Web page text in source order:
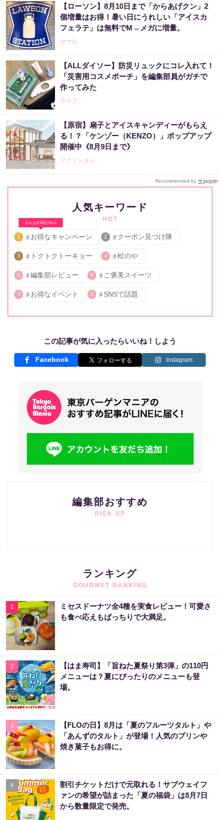
【ローソン】8月10日まで「からあげクン」2
個増量はお得！暑い日にうれしい「アイスカ
フェラテ」は無料でM→メガに増量。
セール
【ALLダイソー】防災リュックにコレ入れて！
「災害用コスメポーチ」を編集部員がガチで
作ってみた
ライフ
【原宿】扇子とアイスキャンディーがもらえ
る！？「ケンゾー（KENZO）」ポップアップ
開催中《8月9日まで》
ファッション
Recommended by
人気キーワード
HOT
みんなの関心No.1
1 お得なキャンペーン 2 クーポン見つけ隊
3 トクトクトーキョー 4 松のや
5 編集部レビュー 6 ご褒美スイーツ
7 お得なイベント 8 SNSで話題
この記事が気に入ったらいいね！しよう
Facebook Instagram
編集部おすすめ
PICK UP
ランキング
GOURMET RANKING
1
ミセスドーナツ全4種を実食レビュー！可愛さ
も食べ応えもばっちりで大満足。
2
【はま寿司】「旨ねた夏祭り第3弾」の110円
メニューは？夏にぴったりのメニューも登
場。
3
【FLOの日】8月は「夏のフルーツタルト」や
「あんずのタルト」が登場！人気のプリンや
焼き菓子もお得に。
4
割引チケットだけで元取れる！サブウェイフ
ァンの希望が詰まった「夏の福袋」は8月7日
から数量限定で発売。